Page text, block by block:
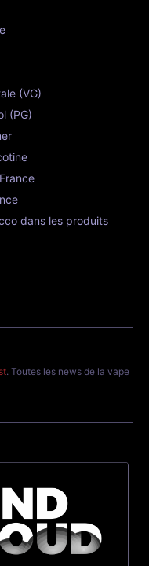
(VG)
(PG)
dans les produits
. Toutes les news de la vape